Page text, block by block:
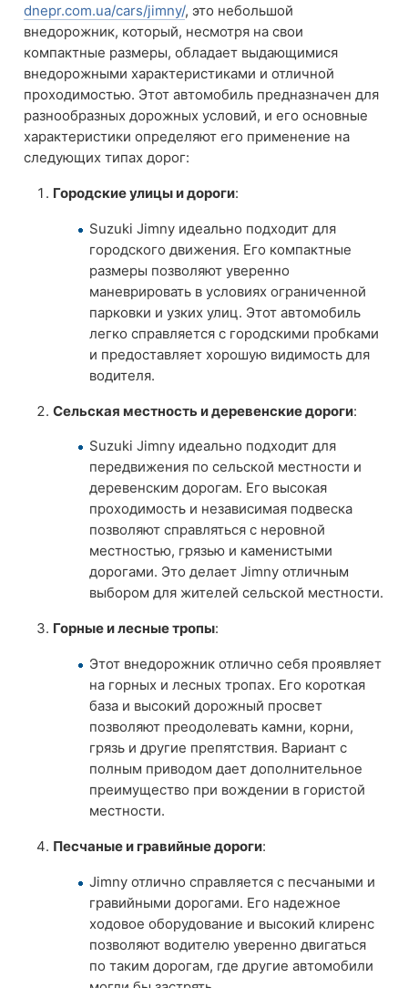
dnepr.com.ua/cars/jimny/, это небольшой
внедорожник, который, несмотря на свои
компактные размеры, обладает выдающимися
внедорожными характеристиками и отличной
проходимостью. Этот автомобиль предназначен для
разнообразных дорожных условий, и его основные
характеристики определяют его применение на
следующих типах дорог:
Городские улицы и дороги:
Suzuki Jimny идеально подходит для
городского движения. Его компактные
размеры позволяют уверенно
маневрировать в условиях ограниченной
парковки и узких улиц. Этот автомобиль
легко справляется с городскими пробками
и предоставляет хорошую видимость для
водителя.
Сельская местность и деревенские дороги:
Suzuki Jimny идеально подходит для
передвижения по сельской местности и
деревенским дорогам. Его высокая
проходимость и независимая подвеска
позволяют справляться с неровной
местностью, грязью и каменистыми
дорогами. Это делает Jimny отличным
выбором для жителей сельской местности.
Горные и лесные тропы:
Этот внедорожник отлично себя проявляет
на горных и лесных тропах. Его короткая
база и высокий дорожный просвет
позволяют преодолевать камни, корни,
грязь и другие препятствия. Вариант с
полным приводом дает дополнительное
преимущество при вождении в гористой
местности.
Песчаные и гравийные дороги:
Jimny отлично справляется с песчаными и
гравийными дорогами. Его надежное
ходовое оборудование и высокий клиренс
позволяют водителю уверенно двигаться
по таким дорогам, где другие автомобили